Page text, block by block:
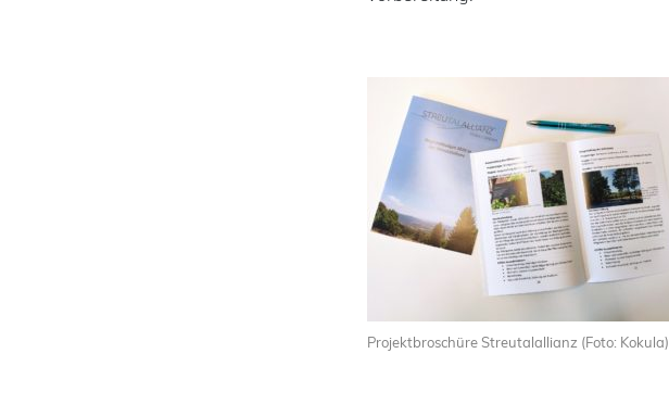
Projektbroschüre Streutalallianz (Foto: Kokula)